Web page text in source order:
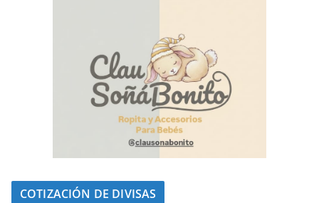
COTIZACIÓN DE DIVISAS